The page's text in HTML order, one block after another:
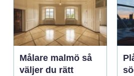
Målare malmö så
väljer du rätt